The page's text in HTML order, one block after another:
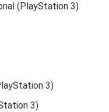
(PlayStation 3)
3)
3)